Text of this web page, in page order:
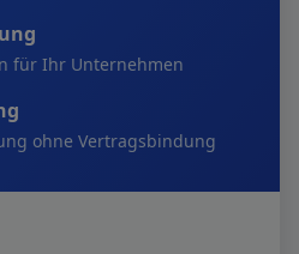
für Ihr Unternehmen
ohne Vertragsbindung